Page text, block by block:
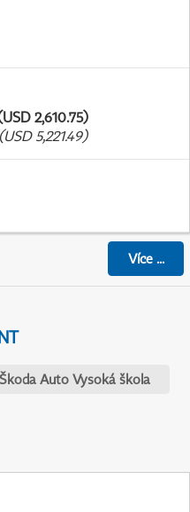
2,610.75)
5,221.49)
Více...
Škoda Auto Vysoká škola